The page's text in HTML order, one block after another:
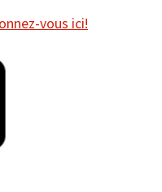
vous ici!